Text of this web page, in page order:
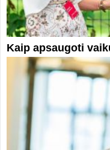
Kaip apsaugoti